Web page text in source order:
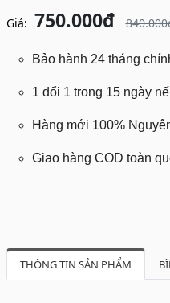
Giá: 750.000đ
Bảo hành 24 tháng
1 đổi 1 trong 15 ngày
Hàng mới 100%
Giao hàng COD toàn
THÔNG TIN SẢN PHẨM